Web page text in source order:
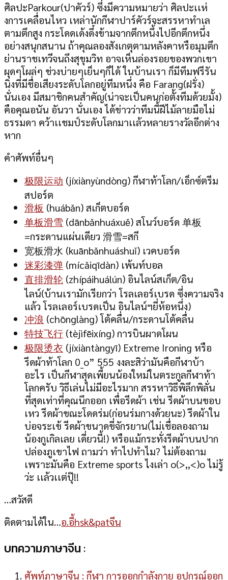
ศิลปะParkour(ปาคัวร์) ซึ่งมีความหมายว่า ศิลปะเเห่
งการเคลื่อนไหว เหล่านักกีฬาปาร์คัวร์จะสรรหาทำเล
ตามตึกสูง กระโดดเด้งดึ๋งข้ามจากตึกหนึ้่งไปอีกตึกหนึ่ง
อย่างสนุกสนาน ถ้าคุณลองสังเกตุตามหลังคาหรือมุมตึก
ย่านราชเทวีจนถึงสุขุมวิท อาจเห็นล่องรอยของพวกเขา
ผุดๆโผล่ๆ ช่วงบ่ายๆเย็นๆก็ได้ ในบ้านเรา ก็มีทีมฟรีรัน
นิ่งที่มีชื่อเสียงระดับโลกอยู่ทีมหนึ่ง คือ Farang(ฝรั่ง)
นั่นเอง มีสมาชิกคนสำคัญ(น่าจะเป็นคนก่อตั้งทีมด้วยมั้ง)
คือคุณอนัน อันวา นั่นเอง ได้ข่าวว่าทีมนี้ฝีไม้ลายมือไม่
ธรรมดา คว้าเเชมป์ระดับโลกมาเเล้วหลายรางวัลอีกต่าง
หาก
คำศัพท์อื่นๆ
极限运动 (jíxiànyùndòng) กีฬาท้าโลก/เอ็กซ์ตรีม
สปอร์ต
滑板 (huábǎn) สเก็ตบอร์ด
单板滑雪 (dānbǎnhuáxuě) สโนว์บอร์ด 单板
=กระดานแผ่นเดียว 滑雪=สกี
宽板滑水 (kuānbǎnhuáshuǐ) เวคบอร์ด
迷彩漆弹 (mícǎiqīdàn) เพ้นท์บอล
直排滑轮 (zhípáihuálún) อินไลน์สเก็ต/อิน
ไลน์(บ้านเรามักเรียกว่า โรลเลอร์เบรด ซึ่งความจริง
แล้ว โรลเลอร์เบรดเป็น อินไลน์ฯยี่ห้อหนึ่ง)
冲浪 (chōnglàng) โต้คลื่น/กระดานโต้คลื่น
特技飞行 (tèjìfēixíng) การบินผาดโผน
极限烫衣 (jíxiàntàngyī) Extreme Ironing หรือ
รีดผ้าท้าโลก 0_o” 555 งงละสิว่ามันคือกีฬาบ้า
อะไร เป็นกีฬาสุดเพี้ยนน้องใหม่ในตระกูลกีฬาท้า
โลกครับ วิธีเล่นไม่มีอะไรมาก สรรหาวิธีพิลึกพิลั่น
ที่สุดเท่าที่คุณนึกออก เพื่อรีดผ้า เช่น รีดผ้าบนขอบ
เหว รีดผ้าขณะโดดร่ม(ก่อนร่มกางด้วยนะ) รีดผ้าใน
บ่อจระเข้ รีดผ้าขนาดขี่จักรยาน(ไม่เชื่อลองถาม
น้องกูเกิลเลย เดี่ยวนี้!) หรือแม้กระทั่งรีดผ้าบนปาก
ปล่องภูเขาไฟ ถามว่า ทำไปทำไม? ไม่ต้องถาม
เพราะมันคือ Extreme sports ไงเล่า o(>,,<)o ไม่รู้
ว่ะ เเล้วเเต่ปุ๊!!
…สวัสดี
ติดตามได้ใน…อ.อี้hsk&patจีน
บทความภาษาจีน :
ศัพท์ภาษาจีน : กีฬา การออกกำลังกาย อุปกรณ์ออก